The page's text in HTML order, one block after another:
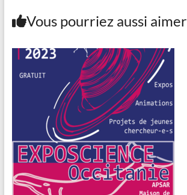
Vous pourriez aussi aimer